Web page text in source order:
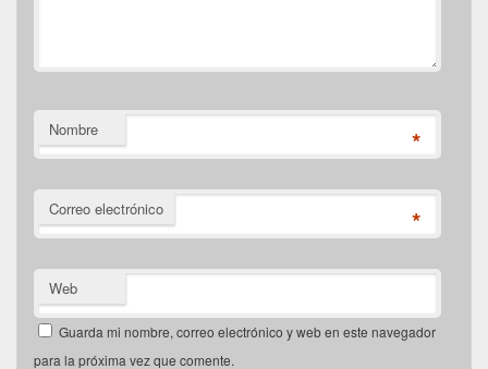
Nombre *
Correo electrónico *
Web
Guarda mi nombre, correo electrónico y web en este navegador
para la próxima vez que comente.